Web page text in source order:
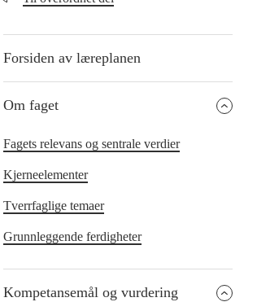
Forsiden av læreplanen
Om faget
Fagets relevans og sentrale verdier
Kjerneelementer
Tverrfaglige temaer
Grunnleggende ferdigheter
Kompetansemål og vurdering